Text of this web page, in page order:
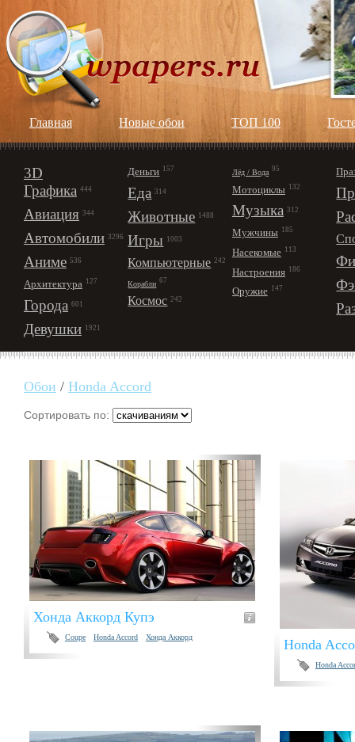
Главная Новые обои ТОП 100
3D
Графика 444
Авиация 344
Автомобили 3296
Аниме 536
Архитектура 127
Города 601
Девушки 1921
Деньги 157
Еда 314
Животные 1488
Игры 1003
Компьютерные 242
Корабли 67
Космос 242
Лёд / Вода 95
Мотоциклы 132
Музыка 312
Мужчины 185
Насекомые 113
Настроения 186
Оружие 147
Обои / Honda Accord
Сортировать по:
Хонда Аккорд Купэ
Coupe Honda Accord Хонда Аккорд Honda
Honda